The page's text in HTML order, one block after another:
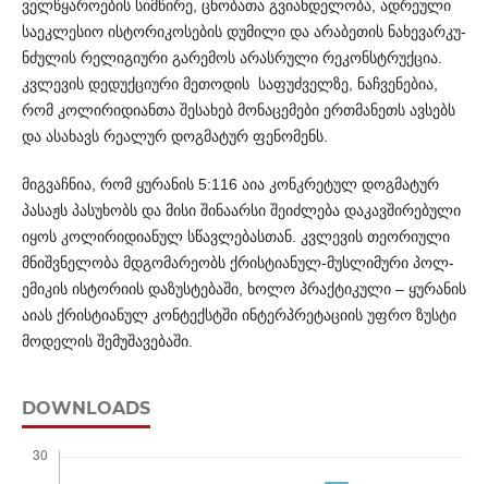
ველწყაროების სიმწირე, ცნობათა გვიანდელობა, ადრეული
საეკლესიო ისტორიკოსების დუმილი და არაბეთის ნახევა­რკ­უ­
ნ­ძულის რელიგიური გარემოს არასრული რეკონსტრუქცია.
კვლ­ევის დედუქციური მეთოდის საფუძველზე, ნაჩვენებია,
რომ კო­ლ­ირიდიანთა შესახებ მონაცემები ერთმანეთს ავსებს
და ასახავს რეალურ დოგმატურ ფენომენს.
მიგვაჩნია, რომ ყურანის 5:116 აია კონკრეტულ დოგმატურ
პასაჟს პასუხობს და მისი შინაარსი შეიძლება დაკავშირებული
იყოს კოლირიდიანულ სწავლებასთან. კვლევის თეორიული
მნი­შ­ვნელობა მდგომარეობს ქრისტიანულ-მუსლიმური პოლ­
ემ­იკის ისტორიის დაზუსტებაში, ხოლო პრაქტიკული – ყურანის
აიას ქრისტიანულ კონტექსტში ინტერპრეტაციის უფრო ზუსტი
მოდელის შემუშავებაში.
DOWNLOADS